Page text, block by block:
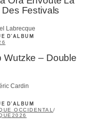
Des Festivals
Labrecque
D'ALBUM
Wutzke – Double
Cardin
D'ALBUM
OCCIDENTAL /
2026